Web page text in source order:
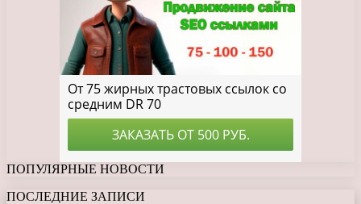
ПОПУЛЯРНЫЕ НОВОСТИ
ПОСЛЕДНИЕ ЗАПИСИ